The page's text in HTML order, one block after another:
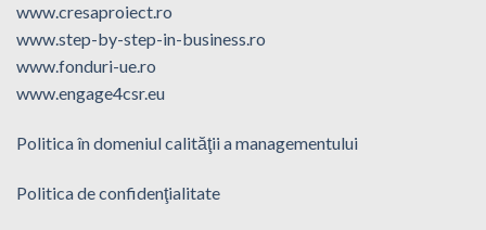
www.cresaproiect.ro
www.step-by-step-in-business.ro
www.fonduri-ue.ro
www.engage4csr.eu
Politica în domeniul calităţii a managementului
Politica de confidenţialitate